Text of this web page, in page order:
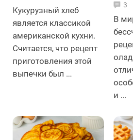
Кукурузный хлеб
является классикой
американской кухни.
Считается, что рецепт
приготовления этой
выпечки был ...
3
В
и ...